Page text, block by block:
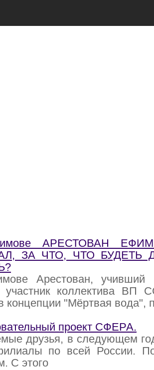
АРЕСТОВАН
ЗА ЧТО, ЧТО БУДЕТЬ
Арестован, учивший
участник коллектива ВП
концепции "Мёртвая вода",
проект СФЕРА.
друзья, в следующем
по всей России.
С этого